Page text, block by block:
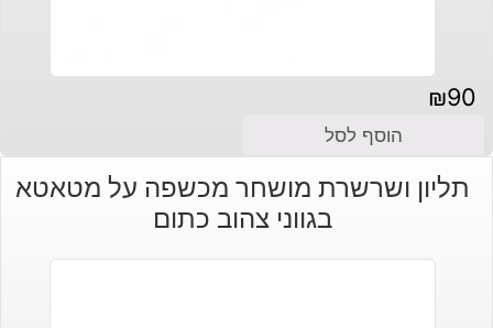
₪90
הוסף לסל
תליון ושרשרת מושחר מכשפה על מטאטא
בגווני צהוב כתום